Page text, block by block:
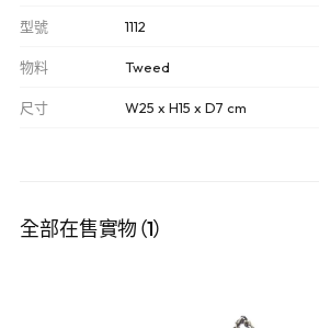
型號 1112
物料 Tweed
尺寸 W25 x H15 x D7 cm
全部在售實物（1）